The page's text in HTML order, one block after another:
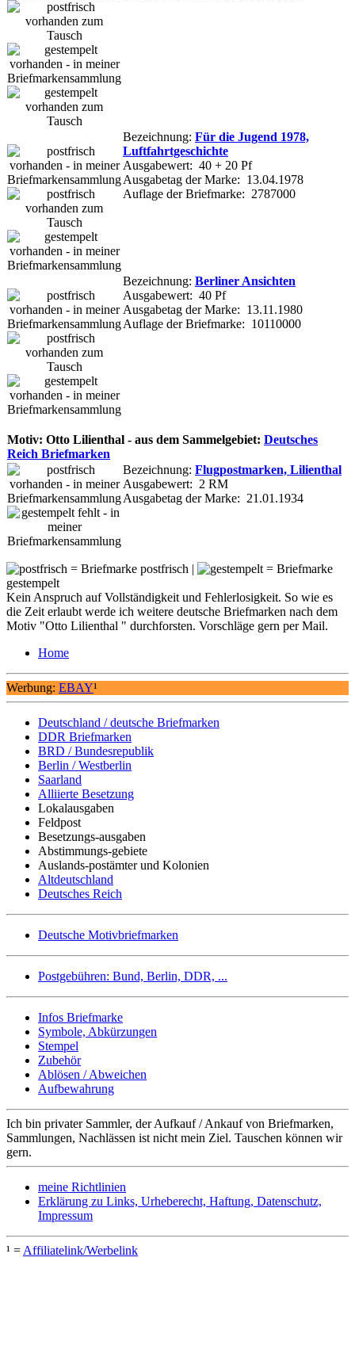
Bezeichnung: Für die Jugend 1978,
Luftfahrtgeschichte
Ausgabewert: 40 + 20 Pf
Ausgabetag der Marke: 13.04.1978
Auflage der Briefmarke: 2787000
Bezeichnung: Berliner Ansichten
Ausgabewert: 40 Pf
Ausgabetag der Marke: 13.11.1980
Auflage der Briefmarke: 10110000
Motiv: Otto Lilienthal - aus dem Sammelgebiet: Deutsches
Reich Briefmarken
Bezeichnung: Flugpostmarken, Lilienthal
Ausgabewert: 2 RM
Ausgabetag der Marke: 21.01.1934
= Briefmarke postfrisch |
= Briefmarke
gestempelt
Kein Anspruch auf Vollständigkeit und Fehlerlosigkeit. So wie es
die Zeit erlaubt werde ich weitere deutsche Briefmarken nach dem
Motiv "Otto Lilienthal " durchforsten. Vorschläge gern per Mail.
Home
Werbung: EBAY¹
Deutschland / deutsche Briefmarken
DDR Briefmarken
BRD / Bundesrepublik
Berlin / Westberlin
Saarland
Alliierte Besetzung
Lokalausgaben
Feldpost
Besetzungs-ausgaben
Abstimmungs-gebiete
Auslands-postämter und Kolonien
Altdeutschland
Deutsches Reich
Deutsche Motivbriefmarken
Postgebühren: Bund, Berlin, DDR, ...
Infos Briefmarke
Symbole, Abkürzungen
Stempel
Zubehör
Ablösen / Abweichen
Aufbewahrung
Ich bin privater Sammler, der Aufkauf / Ankauf von Briefmarken,
Sammlungen, Nachlässen ist nicht mein Ziel. Tauschen können wir
gern.
meine Richtlinien
Erklärung zu Links, Urheberecht, Haftung, Datenschutz,
Impressum
¹ = Affiliatelink/Werbelink